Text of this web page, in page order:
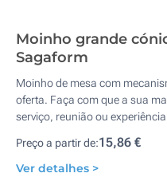
Moinho grande
Sagaform
Moinho de mesa com
oferta. Faça com que a sua
serviço, reunião ou
Preço a partir de:15,86 €
Ver detalhes >